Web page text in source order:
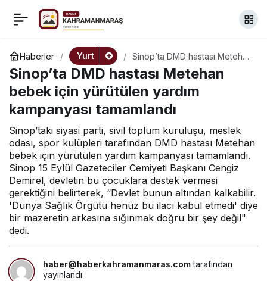
Haberler Yurt
Sinop’ta DMD hastası Metehan
bebek için yürütülen yardım
kampanyası tamamlandı
Sinop’ta DMD hastası Metehan
bebek için yürütülen yardım
kampanyası tamamlandı
Sinop’taki siyasi parti, sivil toplum kuruluşu, meslek
odası, spor kulüpleri tarafından DMD hastası Metehan
bebek için yürütülen yardım kampanyası tamamlandı.
Sinop 15 Eylül Gazeteciler Cemiyeti Başkanı Cengiz
Demirel, devletin bu çocuklara destek vermesi
gerektiğini belirterek, “Devlet bunun altından kalkabilir.
'Dünya Sağlık Örgütü henüz bu ilacı kabul etmedi' diye
bir mazeretin arkasına sığınmak doğru bir şey değil"
dedi.
haber@haberkahramanmaras.comtarafından
yayınlandı
Van’da otomobilin
çarptığı çoban hayatını
kaybetti
Paylaş